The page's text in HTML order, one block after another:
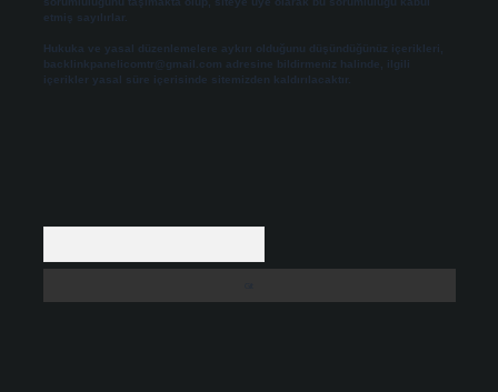
etmiş sayılırlar.
Hukuka ve yasal düzenlemelere aykırı olduğunu düşündüğünüz içerikleri,
backlinkpanelicomtr@gmail.com adresine bildirmeniz halinde, ilgili
içerikler yasal süre içerisinde sitemizden kaldırılacaktır.